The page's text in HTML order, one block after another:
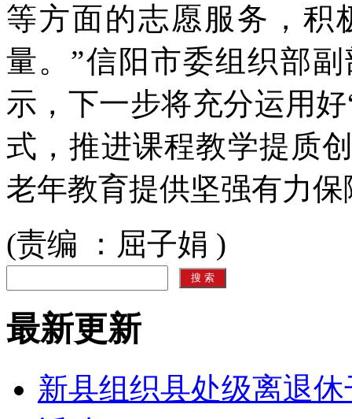
等方面的志愿服务，积
量。”信阳市委组织部
示，下一步将充分运用
式，推进课程教学提质
老年教育提供坚强有力保
(责编 ：屈子娟 )
最新更新
新县组织县处级离退